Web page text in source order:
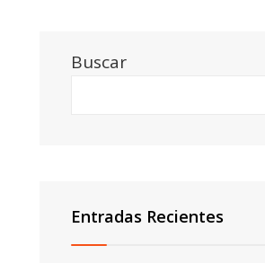
Buscar
Entradas Recientes